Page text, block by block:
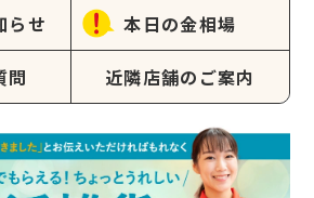
らせ 本日の金相場
問 近隣店舗のご案内